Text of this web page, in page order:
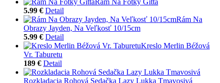
5.99 € Detail
Rám Na
Obrazy Jayden, Na Veľkosť 10/15cm
5.99 € Detail
Kreslo Merlin Béžová
Vr. Taburetu
189 € Detail
Rozkladacia Rohová Sedačka Lazy Lukka Tmavosivá